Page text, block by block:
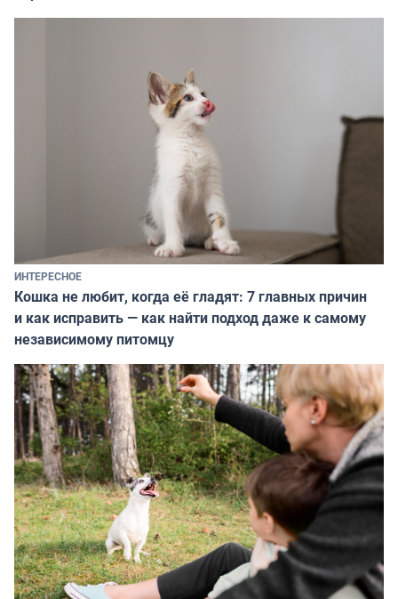
ИНТЕРЕСНОЕ
Кошка не любит, когда её гладят: 7 главных причин
и как исправить — как найти подход даже к самому
независимому питомцу